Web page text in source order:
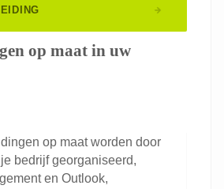
op maat in uw
op maat worden door
bedrijf georganiseerd,
en Outlook,